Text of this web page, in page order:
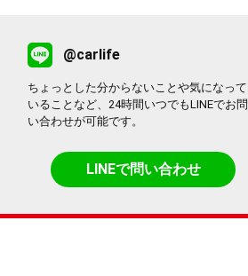
@carlife
ちょっとした分からないことや気になって
いることなど、24時間いつでもLINEでお問
い合わせが可能です。
LINEで問い合わせ